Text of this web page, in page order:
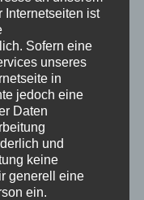
Internetseiten ist
Sofern eine
unseres
in
jedoch eine
Daten
und
keine
generell eine
ein.